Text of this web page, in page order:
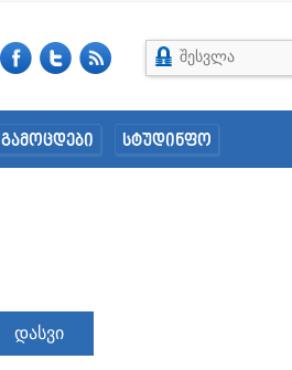
შესვლა
გამოცდები სტუდინფო